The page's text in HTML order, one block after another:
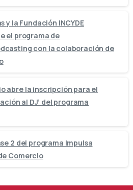
y la Fundación INCYDE
el programa de
con la colaboración de
abre la inscripción para el
al DJ’ del programa
2 del programa Impulsa
Comercio